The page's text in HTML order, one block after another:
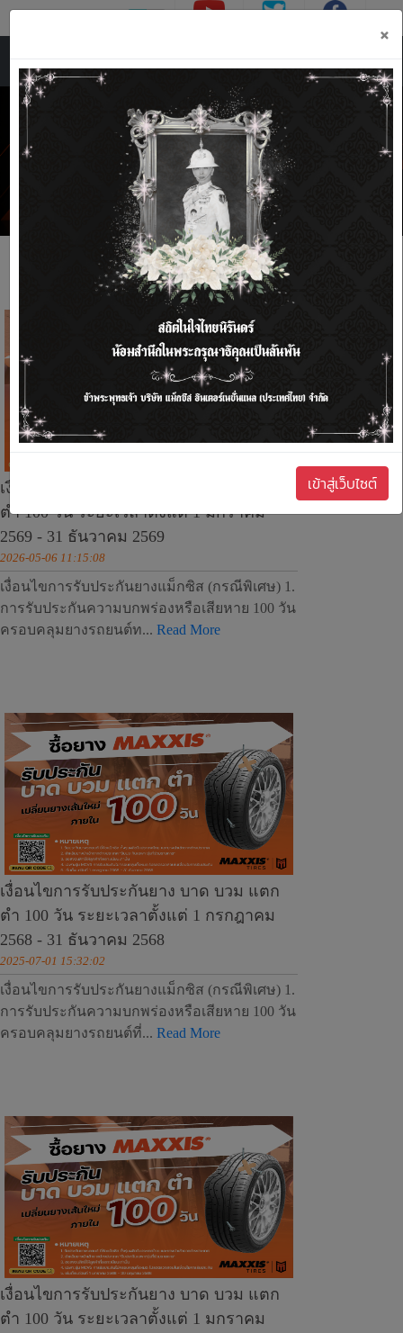
×
เข้าสู่เว็บไซต์
รับประกันยาง
เงื่อนไขการรับประกันยาง บาด บวม แตก
ตำ 100 วัน ระยะเวลาตั้งแต่ 1 มกราคม
2569 - 31 ธันวาคม 2569
2026-05-06 11:15:08
เงื่อนไขการรับประกันยางแม็กซิส (กรณีพิเศษ) 1.
การรับประกันความบกพร่องหรือเสียหาย 100 วัน
ครอบคลุมยางรถยนต์ท... Read More
เงื่อนไขการรับประกันยาง บาด บวม แตก
ตำ 100 วัน ระยะเวลาตั้งแต่ 1 กรกฎาคม
2568 - 31 ธันวาคม 2568
2025-07-01 15:32:02
เงื่อนไขการรับประกันยางแม็กซิส (กรณีพิเศษ) 1.
การรับประกันความบกพร่องหรือเสียหาย 100 วัน
ครอบคลุมยางรถยนต์ที่... Read More
เงื่อนไขการรับประกันยาง บาด บวม แตก
ตำ 100 วัน ระยะเวลาตั้งแต่ 1 มกราคม